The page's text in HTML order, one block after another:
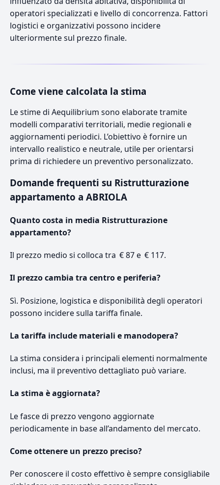
operatori specializzati e livello di concorrenza. Fattori
logistici e organizzativi possono incidere
ulteriormente sul prezzo finale.
Come viene calcolata la stima
Le stime di Aequilibrium sono elaborate tramite
modelli comparativi territoriali, medie regionali e
aggiornamenti periodici. L’obiettivo è fornire un
intervallo realistico e neutrale, utile per orientarsi
prima di richiedere un preventivo personalizzato.
Domande frequenti su Ristrutturazione
appartamento a ABRIOLA
Quanto costa in media Ristrutturazione
appartamento?
Il prezzo medio si colloca tra € 87 e € 117.
Il prezzo cambia tra centro e periferia?
Sì. Posizione, logistica e disponibilità degli operatori
possono incidere sulla tariffa finale.
La tariffa include materiali e manodopera?
La stima considera i principali elementi normalmente
inclusi, ma il preventivo dettagliato può variare.
La stima è aggiornata?
Le fasce di prezzo vengono aggiornate
periodicamente in base all’andamento del mercato.
Come ottenere un prezzo preciso?
Per conoscere il costo effettivo è sempre consigliabile